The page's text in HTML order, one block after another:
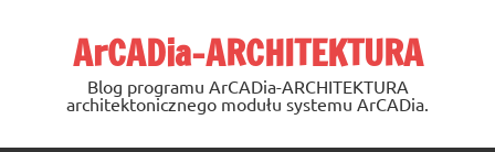
ArCADia-ARCHITEKTURA
Blog programu ArCADia-ARCHITEKTURA
architektonicznego modułu systemu ArCADia.